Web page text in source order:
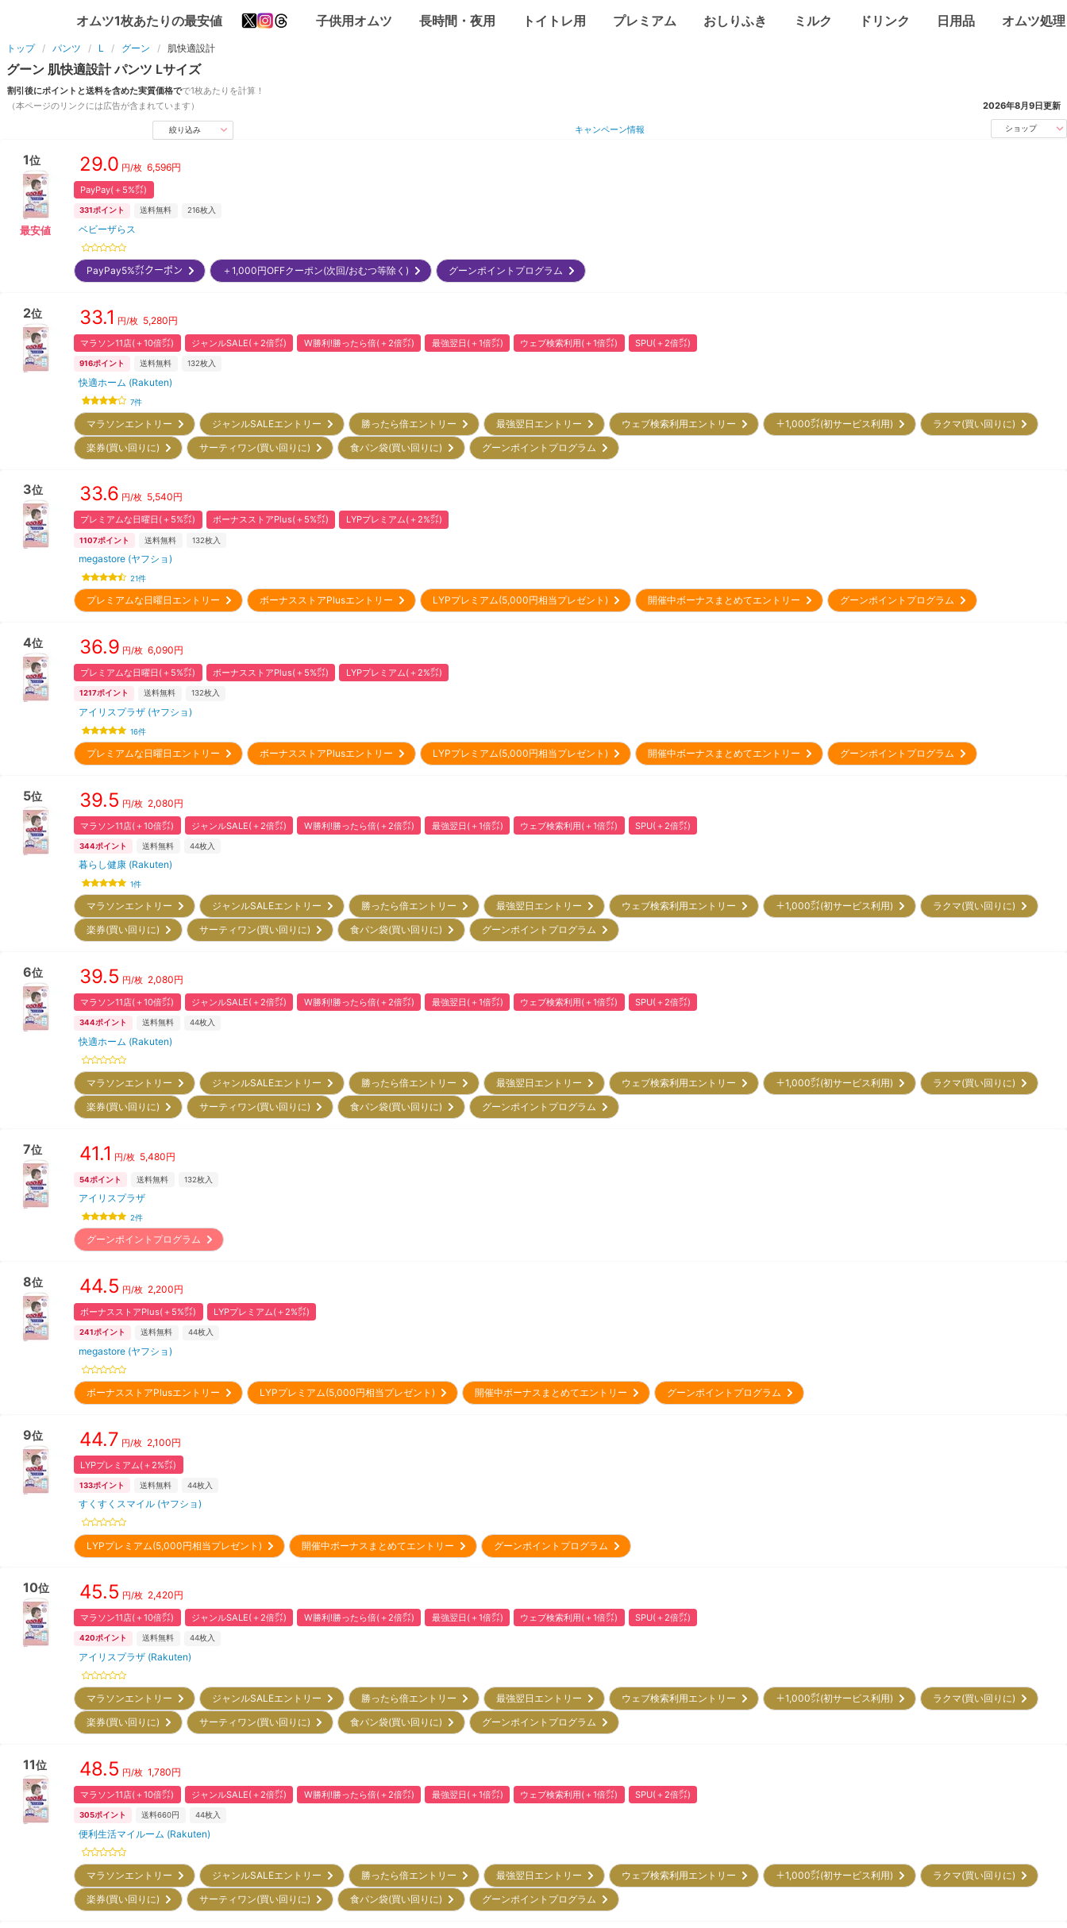
オムツ1枚あたりの最安値 子供用オムツ 長時間・夜用 トイトレ用 プレミアム おしりふき ミルク ドリンク 日用品 オムツ処理
トップ パンツ L グーン 肌快適設計
グーン 肌快適設計パンツ Lサイズ
割引後にポイントと送料を含めた実質価格でで1枚あたりを計算！
（本ページのリンクには広告が含まれています）
2026年8月9日更新
絞り込み キャンペーン情報 ショップ
1位
最安値
29.0 円/枚 6,596円
PayPay(＋5%㌽)
331 ポイント 送料無料 216枚入
ベビーザらス
PayPay5%㌽クーポン ＋1,000円OFFクーポン(次回/おむつ等除く) グーンポイントプログラム
2位 33.1 円/枚 5,280円
マラソン11店(＋10倍㌽) ジャンルSALE(＋2倍㌽) W勝利!勝ったら倍(＋2倍㌽) 最強翌日(＋1倍㌽) ウェブ検索利用(＋1倍㌽) SPU(＋2倍㌽)
916ポイント 送料無料 132枚入
快適ホーム (Rakuten)
7件
マラソンエントリー ジャンルSALEエントリー 勝ったら倍エントリー 最強翌日エントリー ウェブ検索利用エントリー ＋1,000㌽(初サービス利用)
ラクマ(買い回りに)
楽券(買い回りに)
サーティワン(買い回りに) 食パン袋(買い回りに) グーンポイントプログラム
3位 33.6 円/枚 5,540円
プレミアムな日曜日(＋5%㌽) ボーナスストアPlus(＋5%㌽) LYPプレミアム(＋2%㌽)
1107ポイント 送料無料 132枚入
megastore (ヤフショ)
21件
プレミアムな日曜日エントリー ボーナスストアPlusエントリー LYPプレミアム(5,000円相当プレゼント) 開催中ボーナスまとめてエントリー グーンポイントプログラム
4位 36.9 円/枚 6,090円
プレミアムな日曜日(＋5%㌽) ボーナスストアPlus(＋5%㌽) LYPプレミアム(＋2%㌽)
1217ポイント 送料無料 132枚入
アイリスプラザ (ヤフショ)
16件
プレミアムな日曜日エントリー ボーナスストアPlusエントリー LYPプレミアム(5,000円相当プレゼント) 開催中ボーナスまとめてエントリー グーンポイントプログラム
5位 39.5 円/枚 2,080円
マラソン11店(＋10倍㌽) ジャンルSALE(＋2倍㌽) W勝利!勝ったら倍(＋2倍㌽) 最強翌日(＋1倍㌽) ウェブ検索利用(＋1倍㌽) SPU(＋2倍㌽)
344ポイント 送料無料 44枚入
暮らし健康 (Rakuten)
1件
マラソンエントリー ジャンルSALEエントリー 勝ったら倍エントリー 最強翌日エントリー ウェブ検索利用エントリー ＋1,000㌽(初サービス利用)
ラクマ(買い回りに)
楽券(買い回りに)
サーティワン(買い回りに) 食パン袋(買い回りに) グーンポイントプログラム
6位 39.5 円/枚 2,080円
マラソン11店(＋10倍㌽) ジャンルSALE(＋2倍㌽) W勝利!勝ったら倍(＋2倍㌽) 最強翌日(＋1倍㌽) ウェブ検索利用(＋1倍㌽) SPU(＋2倍㌽)
344ポイント 送料無料 44枚入
快適ホーム (Rakuten)
マラソンエントリー ジャンルSALEエントリー 勝ったら倍エントリー 最強翌日エントリー ウェブ検索利用エントリー ＋1,000㌽(初サービス利用)
ラクマ(買い回りに)
楽券(買い回りに)
サーティワン(買い回りに) 食パン袋(買い回りに) グーンポイントプログラム
7位 41.1 円/枚 5,480円
54ポイント 送料無料 132枚入
アイリスプラザ
2件
グーンポイントプログラム
8位 44.5 円/枚 2,200円
ボーナスストアPlus(＋5%㌽) LYPプレミアム(＋2%㌽)
241ポイント 送料無料 44枚入
megastore (ヤフショ)
ボーナスストアPlusエントリー LYPプレミアム(5,000円相当プレゼント) 開催中ボーナスまとめてエントリー グーンポイントプログラム
9位 44.7 円/枚 2,100円
LYPプレミアム(＋2%㌽)
133ポイント 送料無料 44枚入
すくすくスマイル (ヤフショ)
LYPプレミアム(5,000円相当プレゼント) 開催中ボーナスまとめてエントリー グーンポイントプログラム
10位 45.5 円/枚 2,420円
マラソン11店(＋10倍㌽) ジャンルSALE(＋2倍㌽) W勝利!勝ったら倍(＋2倍㌽) 最強翌日(＋1倍㌽) ウェブ検索利用(＋1倍㌽) SPU(＋2倍㌽)
420ポイント 送料無料 44枚入
アイリスプラザ (Rakuten)
マラソンエントリー ジャンルSALEエントリー 勝ったら倍エントリー 最強翌日エントリー ウェブ検索利用エントリー ＋1,000㌽(初サービス利用)
ラクマ(買い回りに)
楽券(買い回りに)
サーティワン(買い回りに) 食パン袋(買い回りに) グーンポイントプログラム
11位 48.5 円/枚 1,780円
マラソン11店(＋10倍㌽) ジャンルSALE(＋2倍㌽) W勝利!勝ったら倍(＋2倍㌽) 最強翌日(＋1倍㌽) ウェブ検索利用(＋1倍㌽) SPU(＋2倍㌽)
305ポイント 送料660円 44枚入
便利生活マイルーム (Rakuten)
マラソンエントリー ジャンルSALEエントリー 勝ったら倍エントリー 最強翌日エントリー ウェブ検索利用エントリー ＋1,000㌽(初サービス利用)
ラクマ(買い回りに)
楽券(買い回りに)
サーティワン(買い回りに) 食パン袋(買い回りに) グーンポイントプログラム